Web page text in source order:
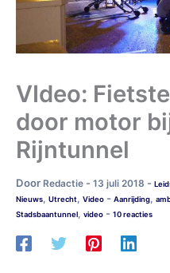
VIdeo:
door motor
Rijntunnel
Door Redactie - 13 juli 2018 -
Nieuws, Utrecht, Video - Aanrijding,
Stadsbaantunnel, video - 10 reacties